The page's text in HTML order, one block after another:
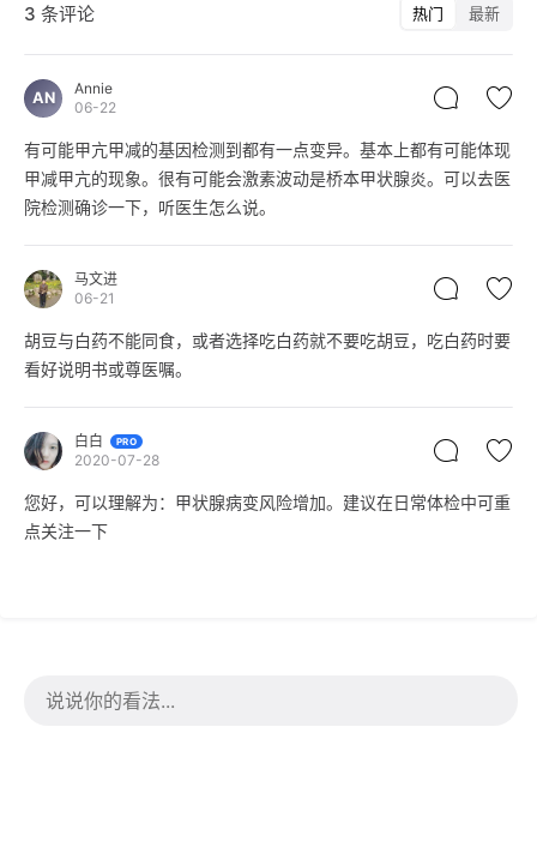
3 条评论 热门 最新
AN
Annie
06-22
有可能甲亢甲减的基因检测到都有一点变异。基本上都有可能体现
甲减甲亢的现象。很有可能会激素波动是桥本甲状腺炎。可以去医
院检测确诊一下，听医生怎么说。
马文进
06-21
胡豆与白药不能同食，或者选择吃白药就不要吃胡豆，吃白药时要
看好说明书或尊医嘱。
白白 PRO
2020-07-28
您好，可以理解为：甲状腺病变风险增加。建议在日常体检中可重
点关注一下